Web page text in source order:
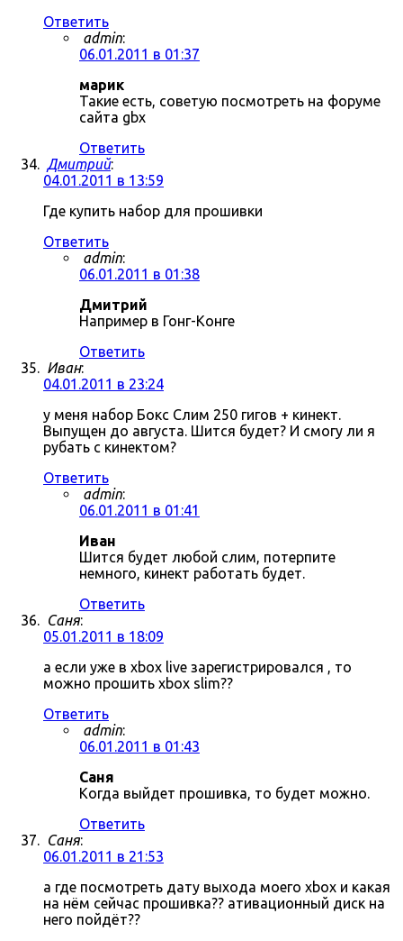
Ответить
admin:
06.01.2011 в 01:37
марик
Такие есть, советую посмотреть на форуме
сайта gbx
Ответить
Дмитрий:
04.01.2011 в 13:59
Где купить набор для прошивки
Ответить
admin:
06.01.2011 в 01:38
Дмитрий
Например в Гонг-Конге
Ответить
Иван:
04.01.2011 в 23:24
у меня набор Бокс Слим 250 гигов + кинект.
Выпущен до августа. Шится будет? И смогу ли я
рубать с кинектом?
Ответить
admin:
06.01.2011 в 01:41
Иван
Шится будет любой слим, потерпите
немного, кинект работать будет.
Ответить
Саня:
05.01.2011 в 18:09
а если уже в xbox live зарегистрировался , то
можно прошить xbox slim??
Ответить
admin:
06.01.2011 в 01:43
Саня
Когда выйдет прошивка, то будет можно.
Ответить
Саня:
06.01.2011 в 21:53
а где посмотреть дату выхода моего xbox и какая
на нём сейчас прошивка?? ативационный диск на
него пойдёт??